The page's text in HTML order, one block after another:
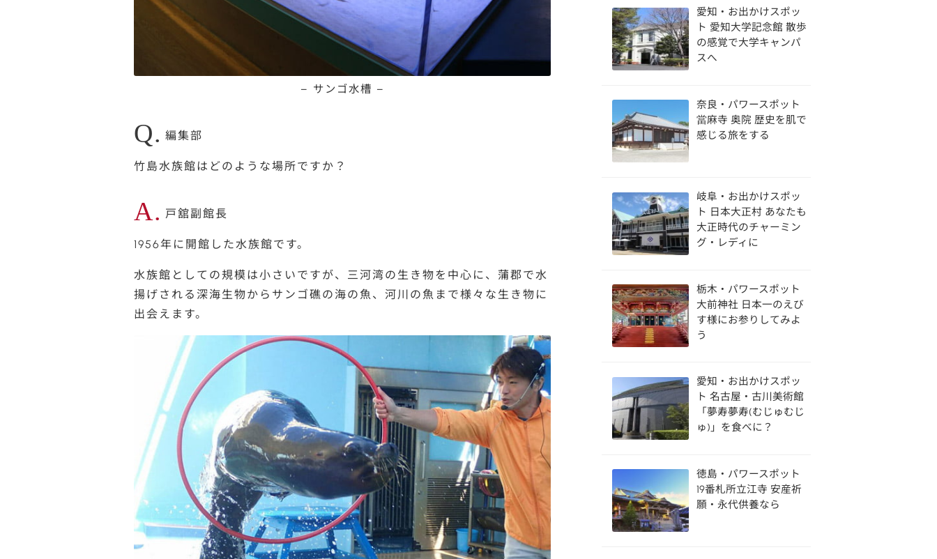
– サンゴ水槽 –
Q. 編集部
竹島水族館はどのような場所ですか？
A. 戸舘副館長
1956年に開館した水族館です。
水族館としての規模は小さいですが、三河湾の生き物を中心に、蒲郡で水
揚げされる深海生物からサンゴ礁の海の魚、河川の魚まで様々な生き物に
出会えます。
愛知・お出かけスポッ
ト 愛知大学記念館 散歩
の感覚で大学キャンパ
スへ
奈良・パワースポット
當麻寺 奥院 歴史を肌で
感じる旅をする
岐阜・お出かけスポッ
ト 日本大正村 あなたも
大正時代のチャーミン
グ・レディに
栃木・パワースポット
大前神社 日本一のえび
す様にお参りしてみよ
う
愛知・お出かけスポッ
ト 名古屋・古川美術館
「夢寿夢寿(むじゅむじ
ゅ)」を食べに？
徳島・パワースポット
19番札所立江寺 安産祈
願・永代供養なら